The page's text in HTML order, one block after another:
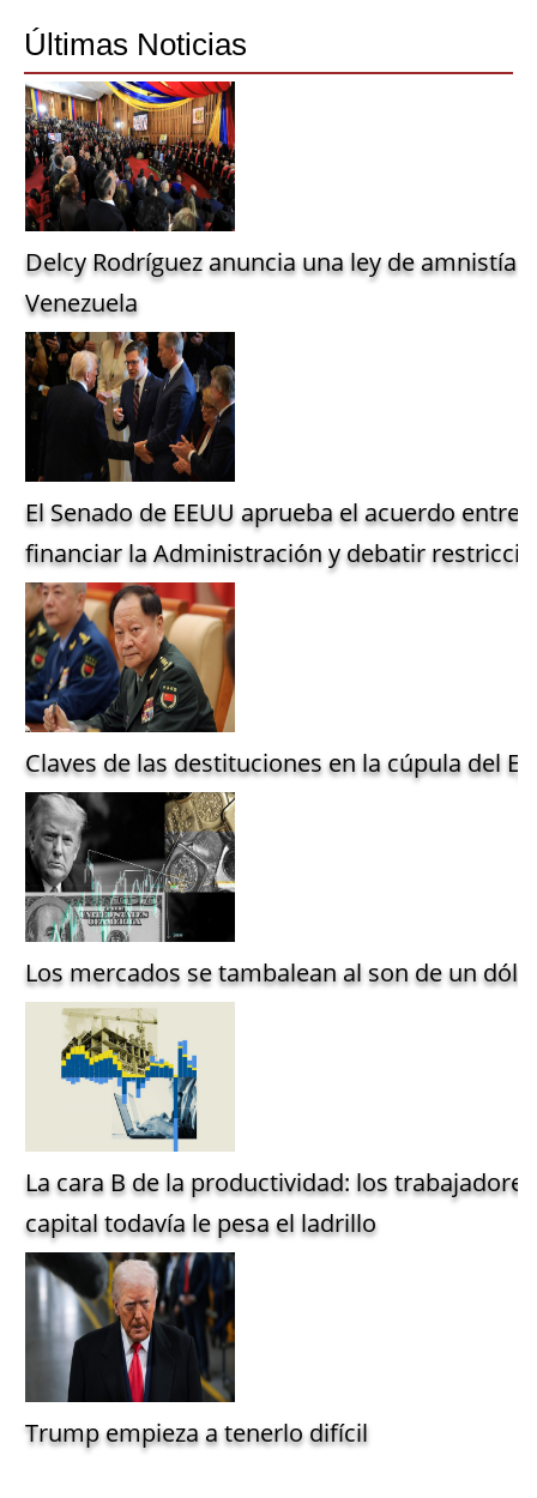
Últimas Noticias
Delcy Rodríguez anuncia una ley de amnistía
Venezuela
El Senado de EEUU aprueba el acuerdo entre
financiar la Administración y debatir
Claves de las destituciones en la cúpula del
Los mercados se tambalean al son de un
La cara B de la productividad: los
capital todavía le pesa el ladrillo
Trump empieza a tenerlo difícil